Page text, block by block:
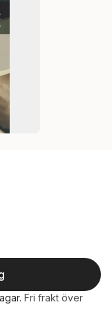
. Fri frakt över